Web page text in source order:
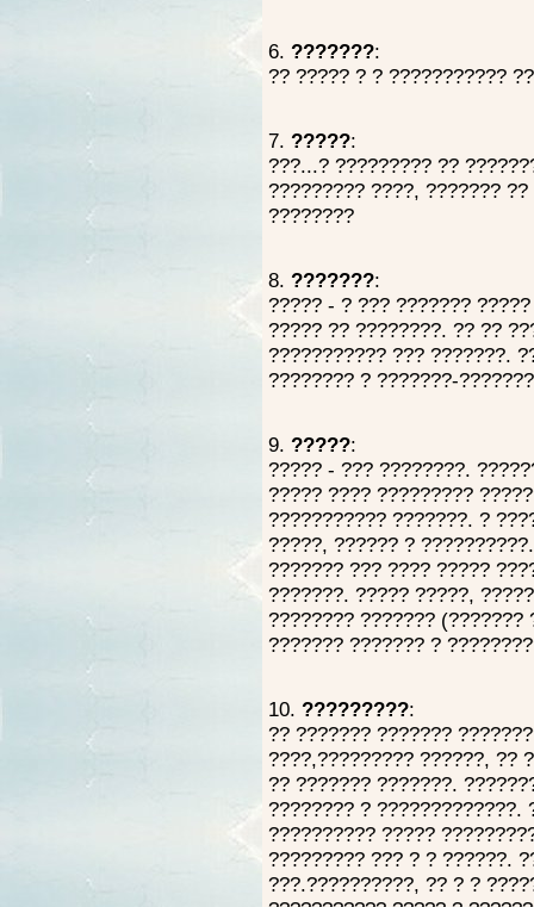
6. ???????:
?? ????? ? ? ???????????
7. ?????:
???...? ????????? ??
????????? ????, ???????
????????
8. ???????:
????? - ? ??? ???????
????? ?? ????????. ?? ??
??????????? ??? ???????.
???????? ? ???????-
9. ?????:
????? - ??? ????????.
????? ???? ?????????
??????????? ???????. ?
?????, ?????? ?
??????? ??? ???? ?????
???????. ????? ?????,
???????? ??????? (???????
??????? ??????? ?
10. ?????????:
?? ??????? ???????
????,????????? ??????, ??
?? ??????? ???????.
???????? ? ?????????????.
?????????? ?????
????????? ??? ? ? ??????.
???.??????????, ?? ? ?